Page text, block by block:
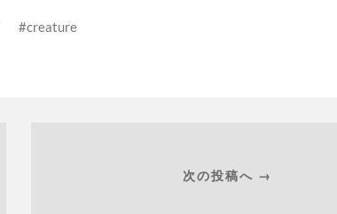
creature
次の投稿へ →